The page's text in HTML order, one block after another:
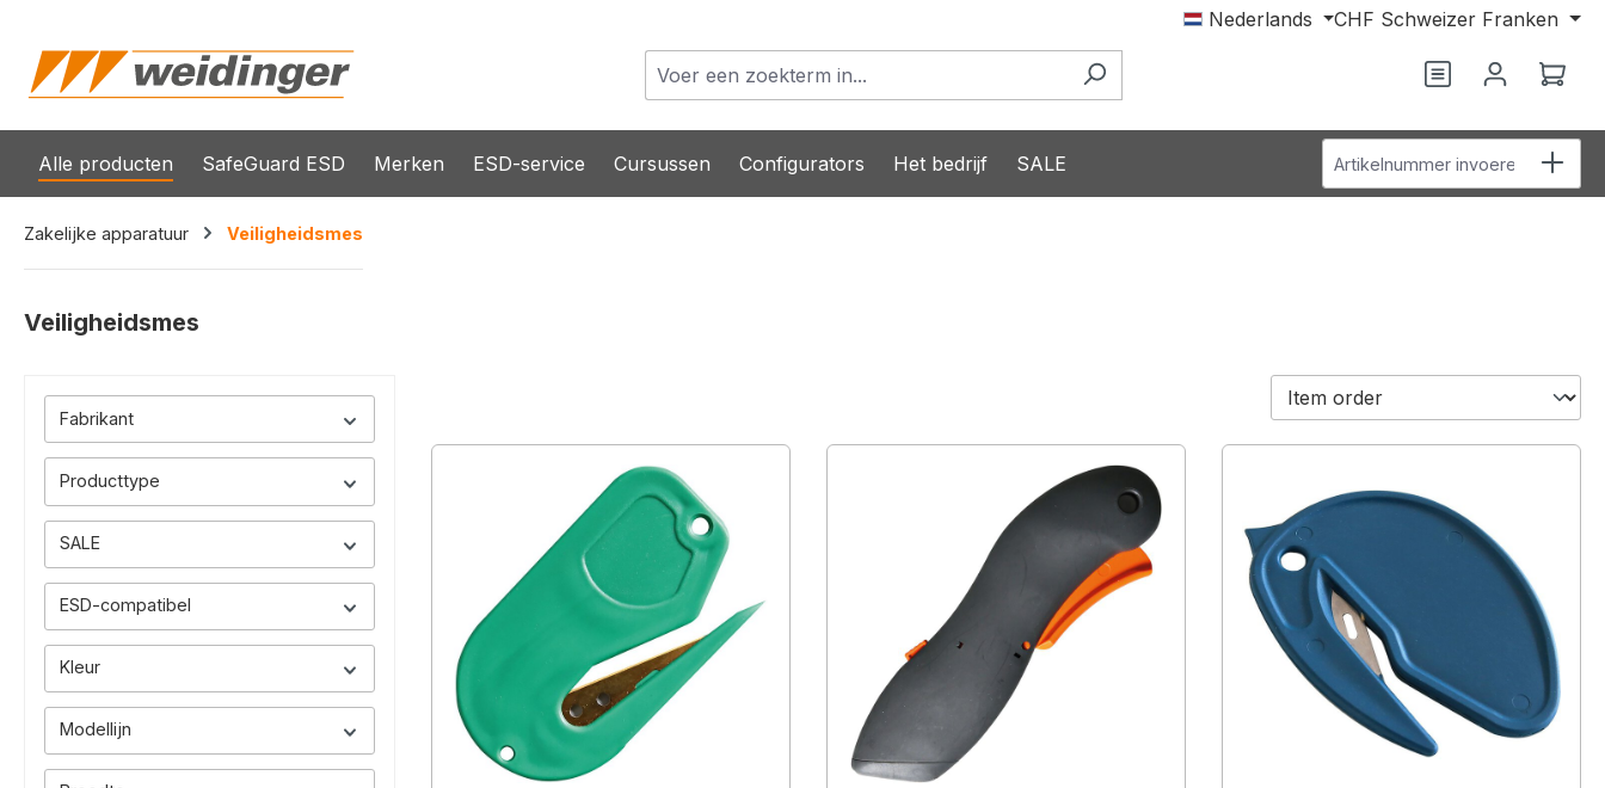
Nederlands CHF Schweizer Franken
Je hebt 0 items
Alle producten SafeGuard ESD Merken ESD-service Cursussen Configurators Het bedrijf SALE Artikelnummer invoeren
Zakelijke apparatuur Veiligheidsmes
Veiligheidsmes
Fabrikant
Producttype
SALE
ESD-compatibel
Kleur
Modellijn